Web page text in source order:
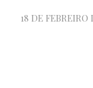
18 DE FEBREIRO